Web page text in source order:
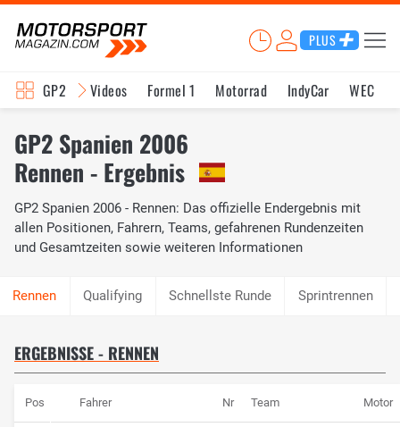
PLUS
GP2 Videos Formel 1 Motorrad IndyCar WEC
GP2 Spanien 2006
Rennen - Ergebnis
GP2 Spanien 2006 - Rennen: Das offizielle Endergebnis mit
allen Positionen, Fahrern, Teams, gefahrenen Rundenzeiten
und Gesamtzeiten sowie weiteren Informationen
Qualifying Schnellste Runde Sprintrennen
ERGEBNISSE - RENNEN
Pos Fahrer Nr Team Motor